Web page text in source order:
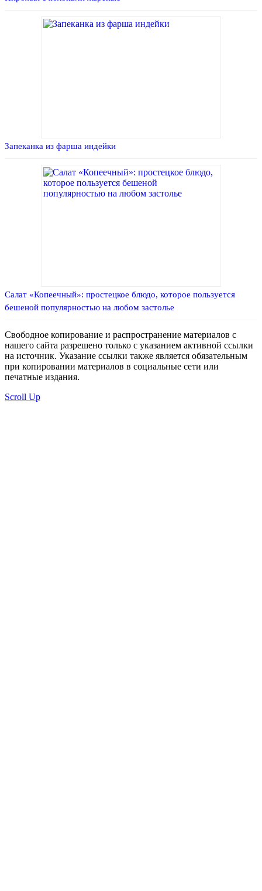
Запеканка из фарша индейки
Салат «Копеечный»: простецкое блюдо, которое пользуется
бешеной популярностью на любом застолье
Свободное копирование и распространение материалов с
нашего сайта разрешено только с указанием активной ссылки
на источник. Указание ссылки также является обязательным
при копировании материалов в социальные сети или
печатные издания.
Scroll Up